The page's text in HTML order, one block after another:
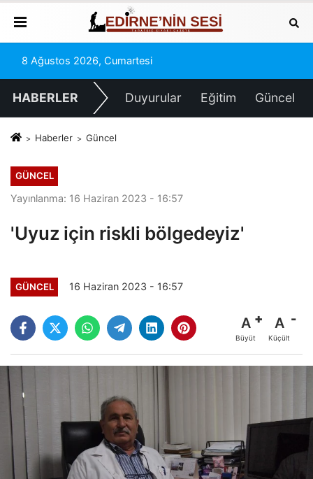
8 Ağustos 2026, Cumartesi
HABERLER Duyurular Eğitim Güncel
Haberler Güncel
GÜNCEL
Yayınlanma: 16 Haziran 2023 - 16:57
'Uyuz için riskli bölgedeyiz'
GÜNCEL 16 Haziran 2023 - 16:57
A
Büyüt
A
Küçült